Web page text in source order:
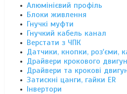
Алюмінієвий профіль
Блоки живлення
Гнучкі муфти
Гнучкий кабель канал
Верстати з ЧПК
Датчики, кнопки, роз'єми,
Драйвери крокового
Драйвери та крокові
Затискні цанги, гайки ER
Інвертори